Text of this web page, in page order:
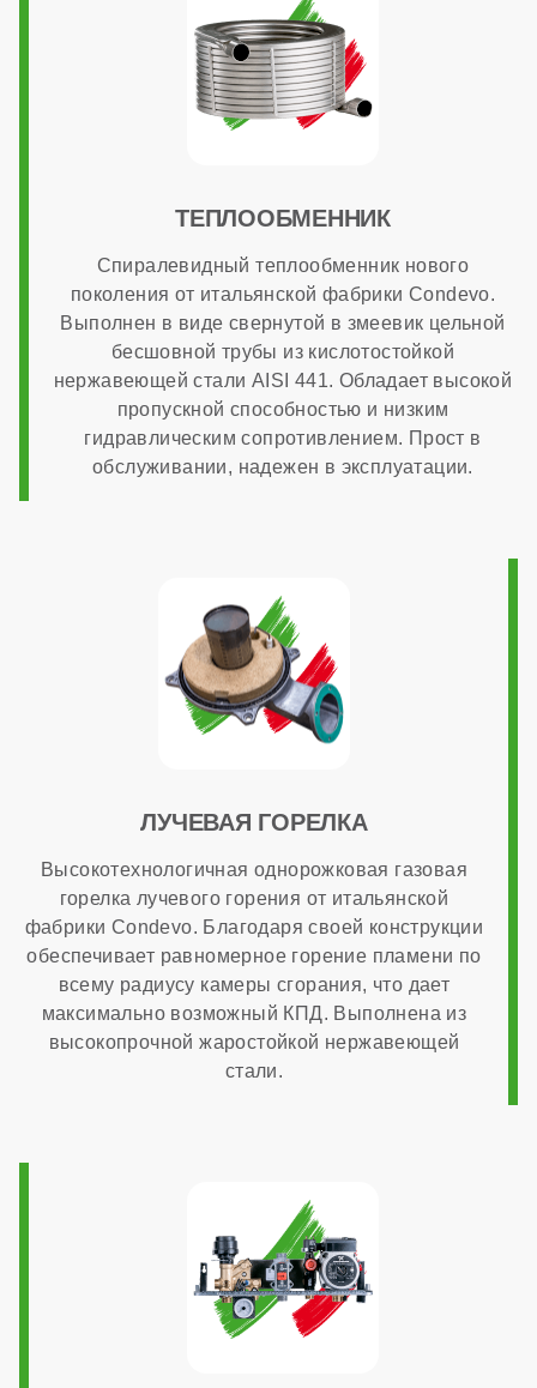
Циркуляционный насос
стандартный
встроенный в плату
Система автоподпитки
нет
газ
Способ монтажа
настенный
60x100 мм
ТЕПЛООБМЕННИК
Спиралевидный теплообменник нового
поколения от итальянской фабрики Condevo.
Выполнен в виде свернутой в змеевик цельной
бесшовной трубы из кислотостойкой
нержавеющей стали AISI 441. Обладает высокой
пропускной способностью и низким
гидравлическим сопротивлением. Прост в
обслуживании, надежен в эксплуатации.
ЛУЧЕВАЯ ГОРЕЛКА
Высокотехнологичная однорожковая газовая
горелка лучевого горения от итальянской
фабрики Condevo. Благодаря своей конструкции
обеспечивает равномерное горение пламени по
всему радиусу камеры сгорания, что дает
максимально возможный КПД. Выполнена из
высокопрочной жаростойкой нержавеющей
стали.